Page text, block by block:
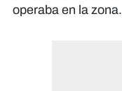
operaba en la zona.